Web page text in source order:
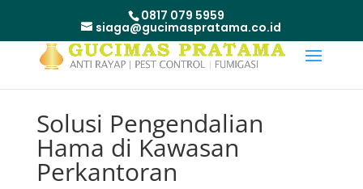
0817 079 5959
siaga@gucimaspratama.co.id
Solusi Pengendalian
Hama di Kawasan
Perkantoran